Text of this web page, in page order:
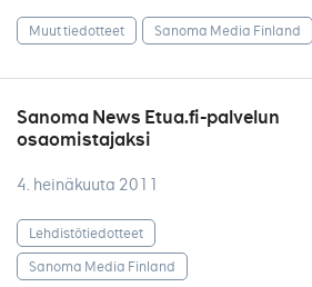
Muut tiedotteet Sanoma Media Finland
Sanoma News Etua.fi-palvelun
osaomistajaksi
4. heinäkuuta 2011
Lehdistötiedotteet
Sanoma Media Finland